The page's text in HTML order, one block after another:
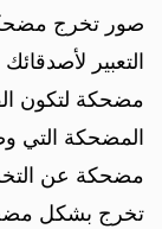
صور تخرج
التعبير
مضحكة لتكون
المضحكة التي
مضحكة عن
تخرج بشكل